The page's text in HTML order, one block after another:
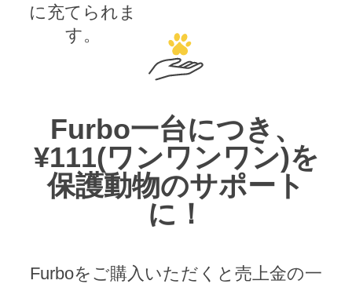
に充てられま
す。
Furbo一台につき、
¥111(ワンワンワン)を
保護動物のサポート
に！
Furboをご購入いただくと売上金の一